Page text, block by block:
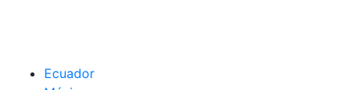
Ecuador